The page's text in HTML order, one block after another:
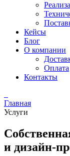
Кейсы
Блог
О компании
Оплата
Контакты
Главная
Услуги
и дизайн-